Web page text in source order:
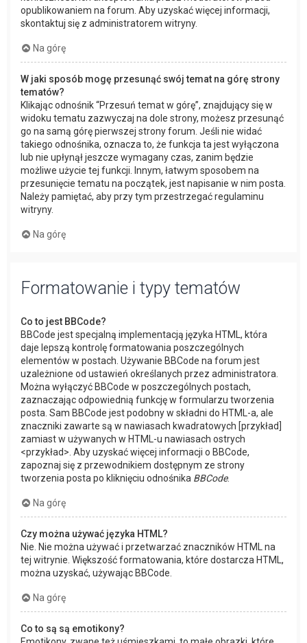
opublikowaniem na forum. Aby uzyskać więcej informacji,
skontaktuj się z administratorem witryny.
Na górę
W jaki sposób mogę przesunąć swój temat na górę strony
tematów?
Klikając odnośnik “Przesuń temat w górę”, znajdujący się w
widoku tematu zazwyczaj na dole strony, możesz przesunąć
go na samą górę pierwszej strony forum. Jeśli nie widać
takiego odnośnika, oznacza to, że funkcja ta jest wyłączona
lub nie upłynął jeszcze wymagany czas, zanim będzie
możliwe użycie tej funkcji. Innym, łatwym sposobem na
przesunięcie tematu na początek, jest napisanie w nim posta.
Należy pamiętać, aby przy tym przestrzegać regulaminu
witryny.
Na górę
Formatowanie i typy tematów
Co to jest BBCode?
BBCode jest specjalną implementacją języka HTML, która
daje lepszą kontrolę formatowania poszczególnych
elementów w postach. Używanie BBCode na forum jest
uzależnione od ustawień określanych przez administratora.
Można wyłączyć BBCode w poszczególnych postach,
zaznaczając odpowiednią funkcję w formularzu tworzenia
posta. Sam BBCode jest podobny w składni do HTML-a, ale
znaczniki zawarte są w nawiasach kwadratowych [przykład]
zamiast w używanych w HTML-u nawiasach ostrych
<przykład>. Aby uzyskać więcej informacji o BBCode,
zapoznaj się z przewodnikiem dostępnym ze strony
tworzenia posta po kliknięciu odnośnika BBCode.
Na górę
Czy można używać języka HTML?
Nie. Nie można używać i przetwarzać znaczników HTML na
tej witrynie. Większość formatowania, które dostarcza HTML,
można uzyskać, używając BBCode.
Na górę
Co to są są emotikony?